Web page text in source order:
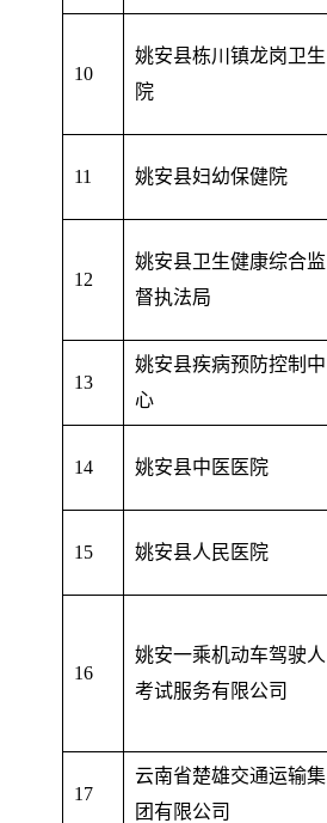
10
姚安县栋川镇龙岗卫生
院
11 姚安县妇幼保健院
12
姚安县卫生健康综合监
督执法局
13
姚安县疾病预防控制中
心
14 姚安县中医医院
15 姚安县人民医院
16
姚安一乘机动车驾驶人
考试服务有限公司
17
云南省楚雄交通运输集
团有限公司